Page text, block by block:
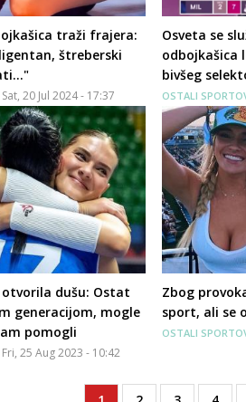
traži frajera:
štreberski
Sat, 20 Jul 2024 - 17:37
Osveta se
odbojkašica
bivšeg
OSTALI
otvorila dušu: Ostat
generacijom, mogle
pomogli
Fri, 25 Aug 2023 - 10:42
Zbog
sport, ali se
OSTALI